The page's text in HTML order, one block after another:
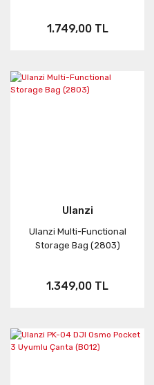
1.749,00 TL
Ulanzi
Ulanzi Multi-Functional
Storage Bag (2803)
1.349,00 TL